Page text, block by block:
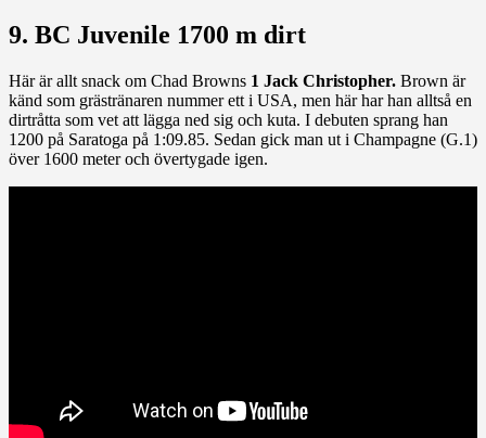
9. BC Juvenile 1700 m dirt
Här är allt snack om Chad Browns 1 Jack Christopher. Brown är
känd som grästränaren nummer ett i USA, men här har han alltså en
dirtråtta som vet att lägga ned sig och kuta. I debuten sprang han
1200 på Saratoga på 1:09.85. Sedan gick man ut i Champagne (G.1)
över 1600 meter och övertygade igen.